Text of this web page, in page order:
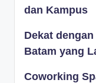
dan Kampus
Dekat
Batam yang
Coworking